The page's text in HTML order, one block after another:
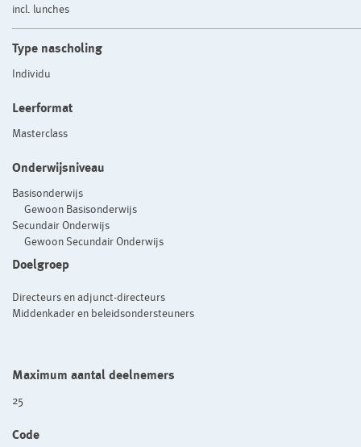
incl. lunches
Type nascholing
Individu
Leerformat
Masterclass
Onderwijsniveau
Basisonderwijs
Gewoon Basisonderwijs
Secundair Onderwijs
Gewoon Secundair Onderwijs
Doelgroep
Directeurs en adjunct-directeurs
Middenkader en beleidsondersteuners
Maximum aantal deelnemers
25
Code